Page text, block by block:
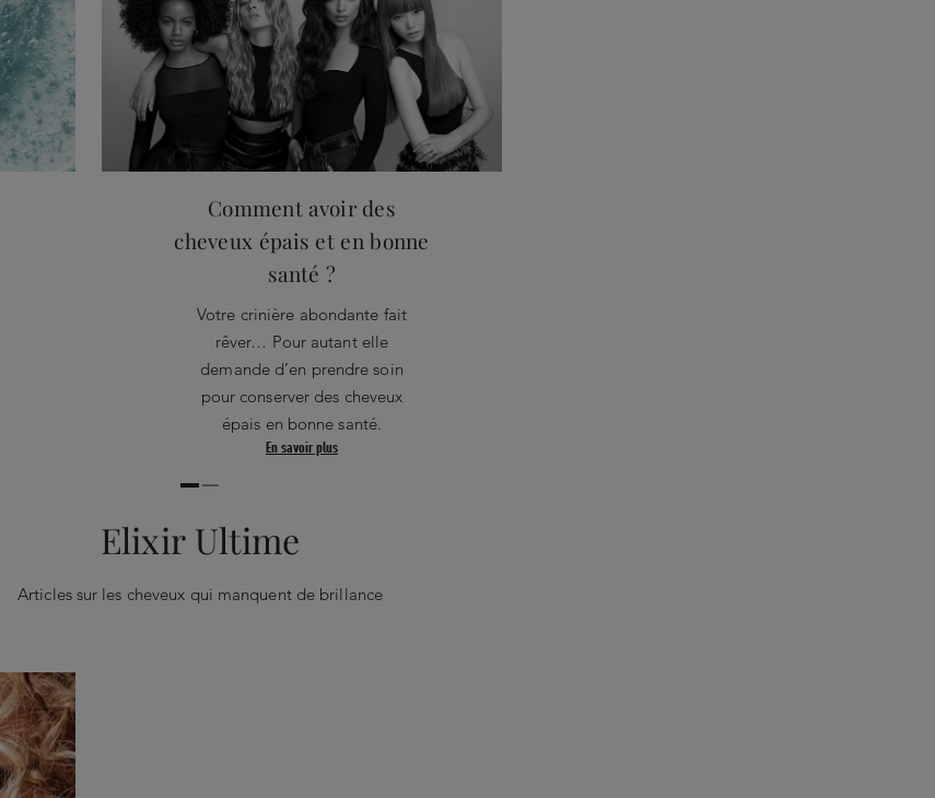
Comment avoir des
cheveux épais et en bonne
santé ?
Votre crinière abondante fait
rêver… Pour autant elle
demande d’en prendre soin
pour conserver des cheveux
épais en bonne santé.
En savoir plus
Elixir Ultime
Articles sur les cheveux qui manquent de brillance